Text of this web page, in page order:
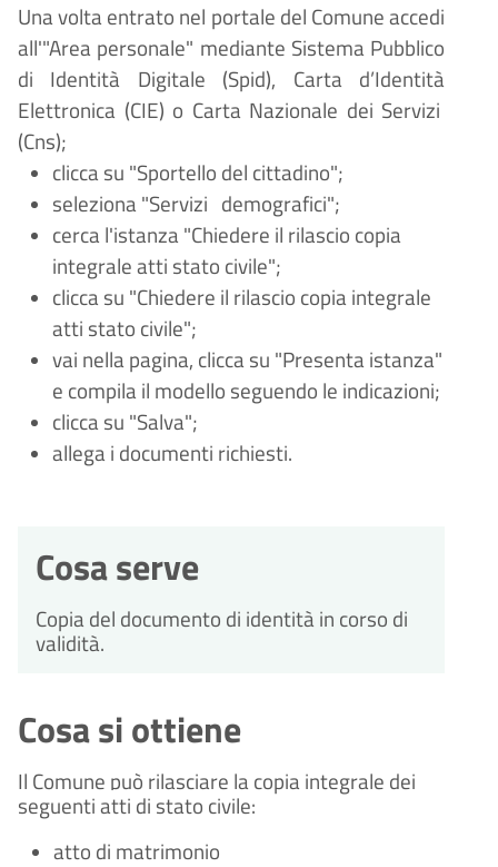
Una volta entrato nel portale del Comune accedi
all'"Area personale" mediante Sistema Pubblico
di Identità Digitale (Spid), Carta d’Identità
Elettronica (CIE) o Carta Nazionale dei Servizi
(Cns);
clicca su "Sportello del cittadino";
seleziona "Servizi demografici";
cerca l'istanza "Chiedere il rilascio copia
integrale atti stato civile";
clicca su "Chiedere il rilascio copia integrale
atti stato civile";
vai nella pagina, clicca su "Presenta istanza"
e compila il modello seguendo le indicazioni;
clicca su "Salva";
allega i documenti richiesti.
Cosa serve
Copia del documento di identità in corso di
validità.
Cosa si ottiene
Il Comune può rilasciare la copia integrale dei
seguenti atti di stato civile:
atto di matrimonio